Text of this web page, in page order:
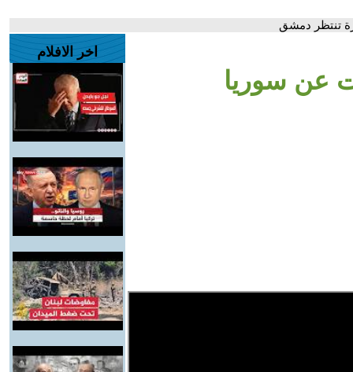
تنتظر دمشق
عن سوريا
اخر الافلام